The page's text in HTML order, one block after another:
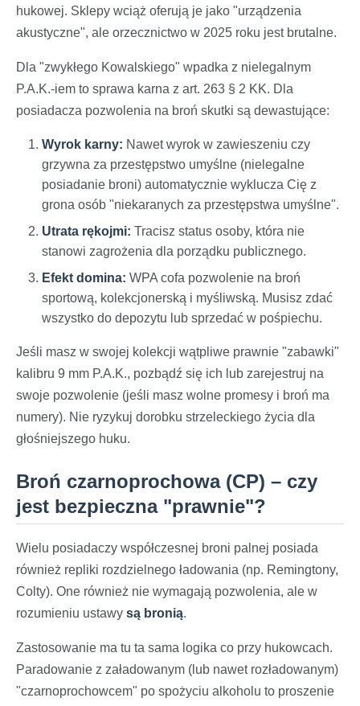
hukowej. Sklepy wciąż oferują je jako "urządzenia
akustyczne", ale orzecznictwo w 2025 roku jest brutalne.
Dla "zwykłego Kowalskiego" wpadka z nielegalnym
P.A.K.-iem to sprawa karna z art. 263 § 2 KK. Dla
posiadacza pozwolenia na broń skutki są dewastujące:
Wyrok karny: Nawet wyrok w zawieszeniu czy
grzywna za przestępstwo umyślne (nielegalne
posiadanie broni) automatycznie wyklucza Cię z
grona osób "niekaranych za przestępstwa umyślne".
Utrata rękojmi: Tracisz status osoby, która nie
stanowi zagrożenia dla porządku publicznego.
Efekt domina: WPA cofa pozwolenie na broń
sportową, kolekcjonerską i myśliwską. Musisz zdać
wszystko do depozytu lub sprzedać w pośpiechu.
Jeśli masz w swojej kolekcji wątpliwe prawnie "zabawki"
kalibru 9 mm P.A.K., pozbądź się ich lub zarejestruj na
swoje pozwolenie (jeśli masz wolne promesy i broń ma
numery). Nie ryzykuj dorobku strzeleckiego życia dla
głośniejszego huku.
Broń czarnoprochowa (CP) – czy
jest bezpieczna "prawnie"?
Wielu posiadaczy współczesnej broni palnej posiada
również repliki rozdzielnego ładowania (np. Remingtony,
Colty). One również nie wymagają pozwolenia, ale w
rozumieniu ustawy są bronią.
Zastosowanie ma tu ta sama logika co przy hukowcach.
Paradowanie z załadowanym (lub nawet rozładowanym)
"czarnoprochowcem" po spożyciu alkoholu to proszenie